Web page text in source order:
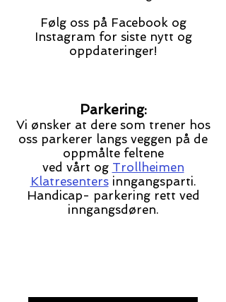
Følg oss på Facebook og
Instagram for siste nytt og
oppdateringer!
Parkering:
Vi ønsker at dere som trener hos
oss parkerer langs veggen på de
oppmålte feltene
ved vårt og Trollheimen
Klatresentersinngangsparti.
Handicap- parkering rett ved
inngangsdøren.